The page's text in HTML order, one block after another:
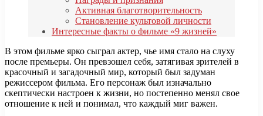
Активная благотворительность
Становление культовой личности
Интересные факты о фильме «9 жизней»
В этом фильме ярко сыграл актер, чье имя стало на слуху
после премьеры. Он превзошел себя, затягивая зрителей в
красочный и загадочный мир, который был задуман
режиссером фильма. Его персонаж был изначально
скептически настроен к жизни, но постепенно менял свое
отношение к ней и понимал, что каждый миг важен.